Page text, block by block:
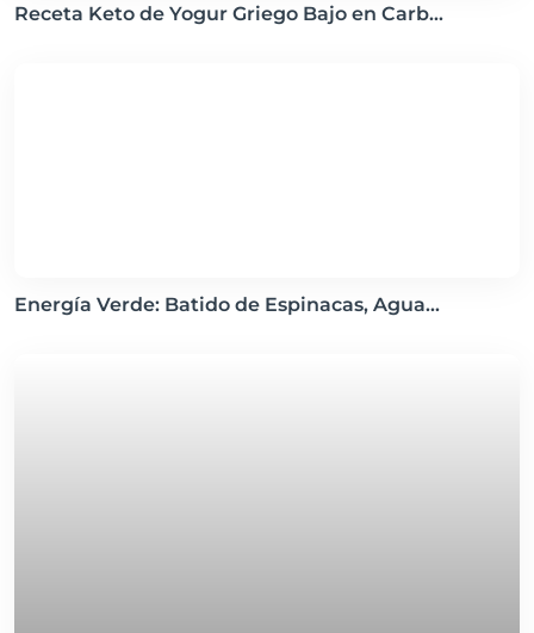
Receta Keto de Yogur Griego Bajo en Carb...
Energía Verde: Batido de Espinacas, Agua...